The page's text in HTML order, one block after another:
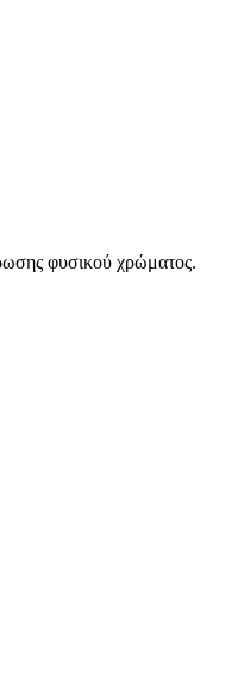
φυσικού χρώματος.